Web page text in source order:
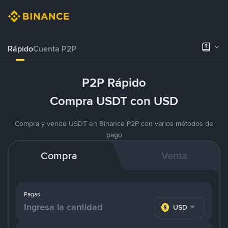
RápidoCuenta P2P
P2P Rápido
Compra USDT con USD
Compra y vende USDT en Binance P2P con varios métodos de
pago
Compra Venta
Pagas
USD